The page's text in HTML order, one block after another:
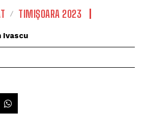
TIMIȘOARA 2023
Ivascu